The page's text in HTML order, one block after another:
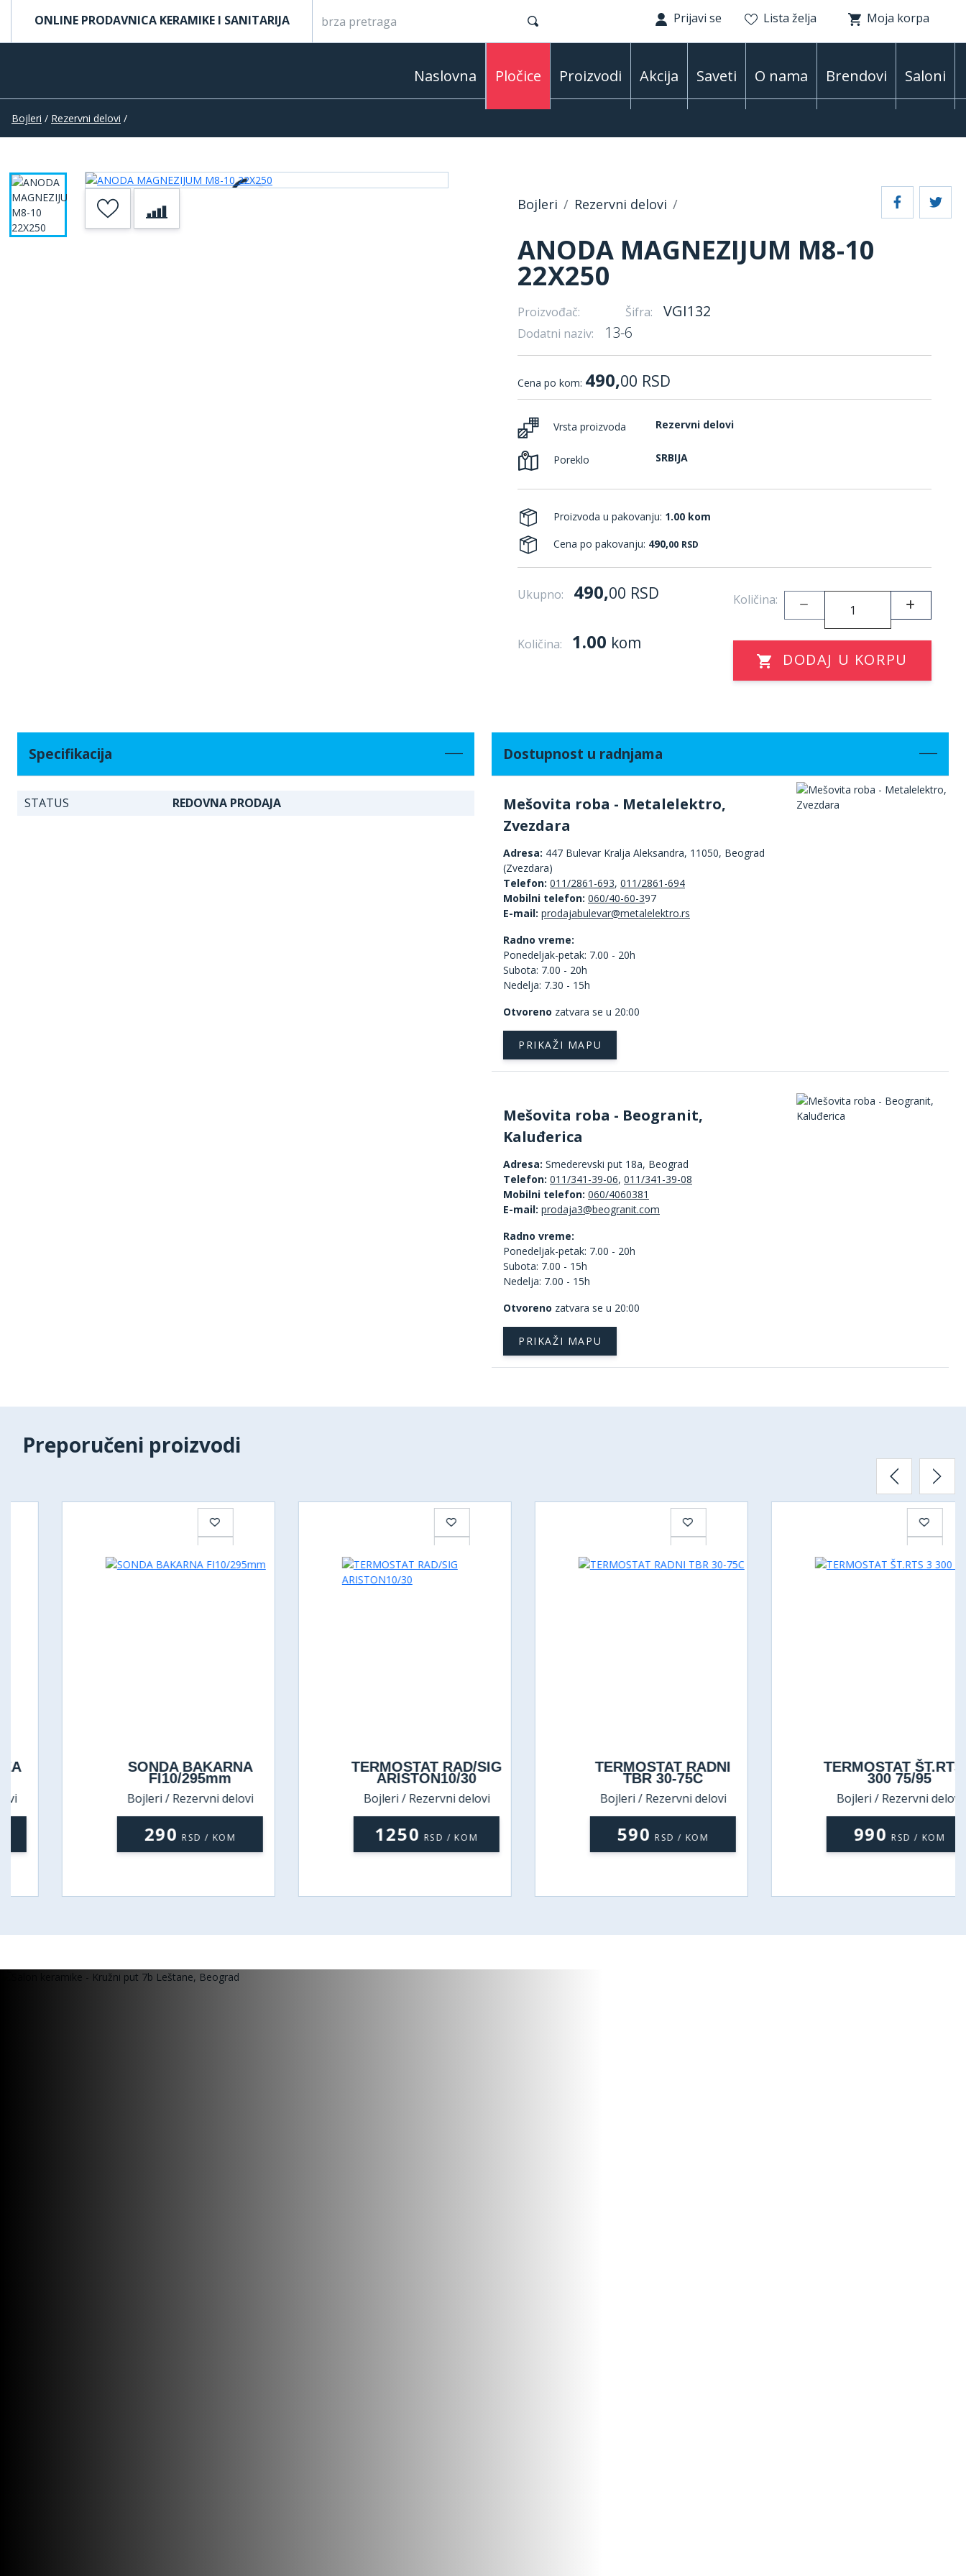
ONLINE PRODAVNICA KERAMIKE I SANITARIJA Prijavi se Lista želja Moja korpa
Naslovna Pločice Proizvodi Akcija Saveti O nama Brendovi Saloni
Bojleri / Rezervni delovi /
Bojleri Rezervni delovi
ANODA MAGNEZIJUM M8-10
22X250
Proizvođač: Šifra: VGI132
Dodatni naziv: 13-6
Cena po kom: 490,00 RSD
Vrsta proizvoda Rezervni delovi
Poreklo SRBIJA
Proizvoda u pakovanju: 1.00 kom
Cena po pakovanju: 490,00 RSD
Ukupno: 490,00 RSD Količina:
Količina: 1.00 kom
DODAJ U KORPU
Specifikacija
STATUS REDOVNA PRODAJA
Dostupnost u radnjama
Mešovita roba - Metalelektro,
Zvezdara
Adresa: 447 Bulevar Kralja Aleksandra, 11050, Beograd
(Zvezdara)
Telefon: 011/2861-693, 011/2861-694
Mobilni telefon: 060/40-60-397
E-mail:
Radno vreme:
Ponedeljak-petak: 7.00 - 20h
Subota: 7.00 - 20h
Nedelja: 7.30 - 15h
Otvoreno zatvara se u 20:00
PRIKAŽI MAPU
Mešovita roba - Beogranit,
Kaluđerica
Adresa: Smederevski put 18a, Beograd
Telefon: 011/341-39-06, 011/341-39-08
Mobilni telefon: 060/4060381
E-mail:
Radno vreme:
Ponedeljak-petak: 7.00 - 20h
Subota: 7.00 - 15h
Nedelja: 7.00 - 15h
Otvoreno zatvara se u 20:00
PRIKAŽI MAPU
Preporučeni proizvodi
SONDA BAKARNA
FI10/295mm
Bojleri / Rezervni delovi
RSD / KOM
TERMOSTAT RAD/SIG
ARISTON10/30
Bojleri / Rezervni delovi
1250 RSD / KOM
TERMOSTAT RADNI
TBR 30-75C
Bojleri / Rezervni delovi
RSD / KOM
TERMOSTAT ŠT.RTS 3
300 75/95
Bojleri / Rezervni delovi
RSD / KOM